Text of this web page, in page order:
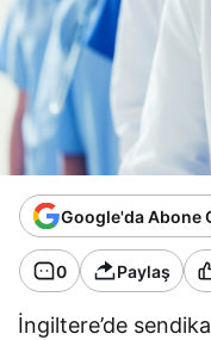
Google'da Abone
0 Paylaş
İngiltere’de